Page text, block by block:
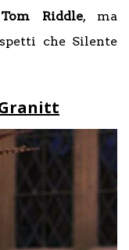
Tom Riddle, ma
che Silente